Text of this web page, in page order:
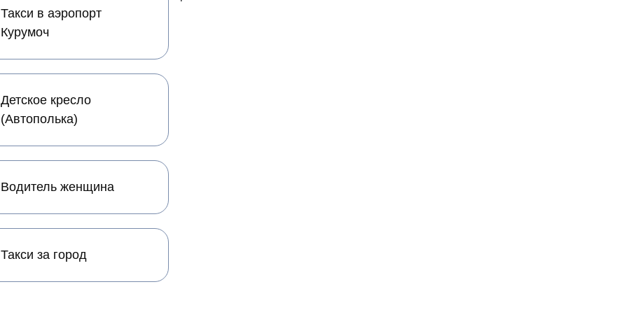
Такси в аэропорт
Курумоч
Детское кресло
(Автополька)
Водитель женщина
Такси за город